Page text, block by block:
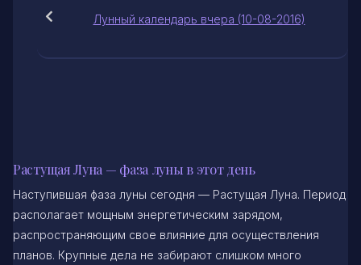
Лунный календарь вчера (10-08-2016)
Растущая Луна — фаза луны в этот день
Наступившая фаза луны сегодня — Растущая Луна. Период
располагает мощным энергетическим зарядом,
распространяющим свое влияние для осуществления
планов. Крупные дела не забирают слишком много